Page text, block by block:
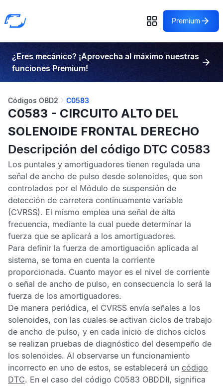
Premium
¿Eres mecánico? ¡Aprovecha al máximo nuestras
funciones Premium!
Códigos OBD2 C0583
C0583 - CIRCUITO ALTO DEL
SOLENOIDE FRONTAL DERECHO
Descripción del código DTC C0583
Los puntales y amortiguadores tienen regulada una
señal de ancho de pulso desde solenoides, que son
controlados por el Módulo de suspensión de
detección de carretera continuamente variable
(CVRSS). El mismo emplea una señal de alta
frecuencia, mediante la cual puede determinar la
fuerza que se aplicará a los amortiguadores.
Para definir la fuerza de amortiguación aplicada al
sistema, se toma en cuenta la corriente
proporcionada. Cuanto mayor es el nivel de corriente
o señal de ancho de pulso, en consecuencia lo será la
fuerza de los amortiguadores.
De manera periódica, el CVRSS envía señales a los
solenoides, con las cuales se activan ciclos de trabajo
de ancho de pulso, y en cada inicio de dichos ciclos
se realizan pruebas de diagnóstico del desempeño de
los solenoides. Al observarse un funcionamiento
incorrecto en uno de estos, se establecerá un código
DTC. En el caso del código C0583 OBDDII, significa